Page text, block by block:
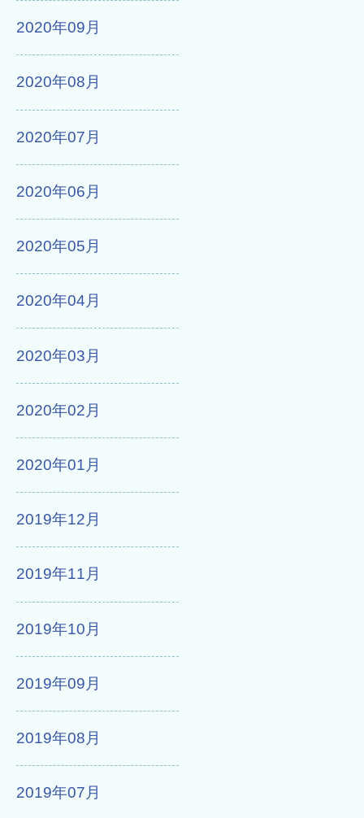
2020年09月
2020年08月
2020年07月
2020年06月
2020年05月
2020年04月
2020年03月
2020年02月
2020年01月
2019年12月
2019年11月
2019年10月
2019年09月
2019年08月
2019年07月